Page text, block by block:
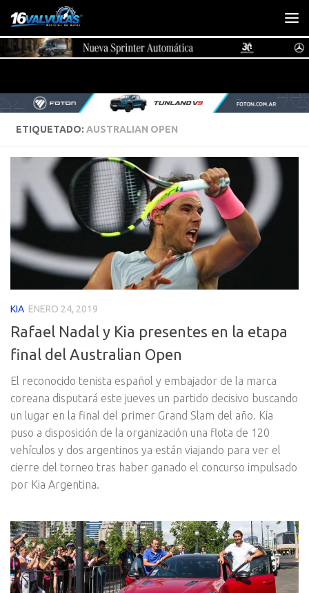
Saltar al contenido
ETIQUETADO: AUSTRALIAN OPEN
KIA ENERO 24, 2019
Rafael Nadal y Kia presentes en la etapa
final del Australian Open
El reconocido tenista español y embajador de la marca
coreana disputará este jueves un partido decisivo buscando
un lugar en la final del primer Grand Slam del año. Kia
puso a disposición de la organización una flota de 120
vehículos y dos argentinos ya están viajando para ver el
cierre del torneo tras haber ganado el concurso impulsado
por Kia Argentina.